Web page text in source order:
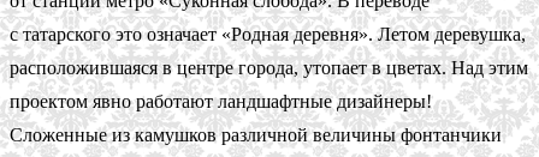
с татарского это означает «Родная деревня». Летом деревушка,
расположившаяся в центре города, утопает в цветах. Над этим
проектом явно работают ландшафтные дизайнеры!
Сложенные из камушков различной величины фонтанчики